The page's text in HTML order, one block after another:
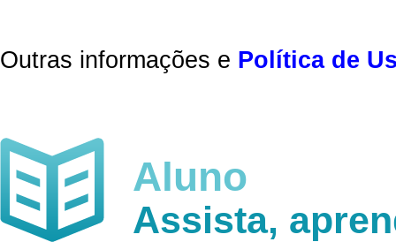
Outras informações e Política de
Aluno
Assista,